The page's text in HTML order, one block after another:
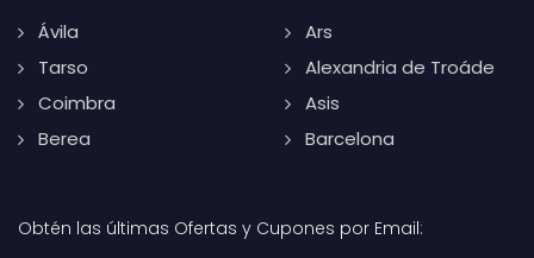
Ávila
Tarso
Coimbra
Berea
Ars
Alexandria de Troáde
Asis
Barcelona
Obtén las últimas Ofertas y Cupones por Email: